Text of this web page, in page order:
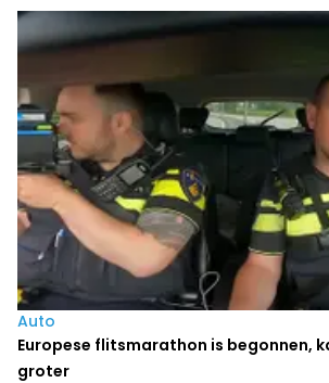
Auto
Europese flitsmarathon is begonnen,
groter